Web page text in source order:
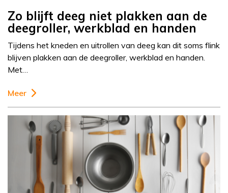
Zo blijft deeg niet plakken aan de
deegroller, werkblad en handen
Tijdens het kneden en uitrollen van deeg kan dit soms flink
blijven plakken aan de deegroller, werkblad en handen.
Met…
Meer